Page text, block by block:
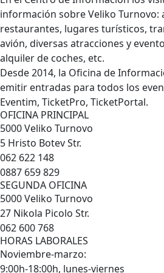
información sobre Veliko Turnovo:
restaurantes, lugares turísticos,
avión, diversas atracciones y
alquiler de coches, etc.
Desde 2014, la Oficina de
emitir entradas para todos los
Eventim, TicketPro, TicketPortal.
OFICINA PRINCIPAL
5000 Veliko Turnovo
5 Hristo Botev Str.
062 622 148
0887 659 829
SEGUNDA OFICINA
5000 Veliko Turnovo
27 Nikola Picolo Str.
062 600 768
HORAS LABORALES
Noviembre-marzo:
9:00h-18:00h, lunes-viernes